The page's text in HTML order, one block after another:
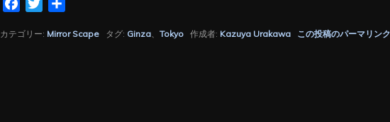
FacebookTwitter
カテゴリー: Mirror Scape タグ: Ginza Tokyo 作成者: Kazuya Urakawa この投稿のパーマリンク